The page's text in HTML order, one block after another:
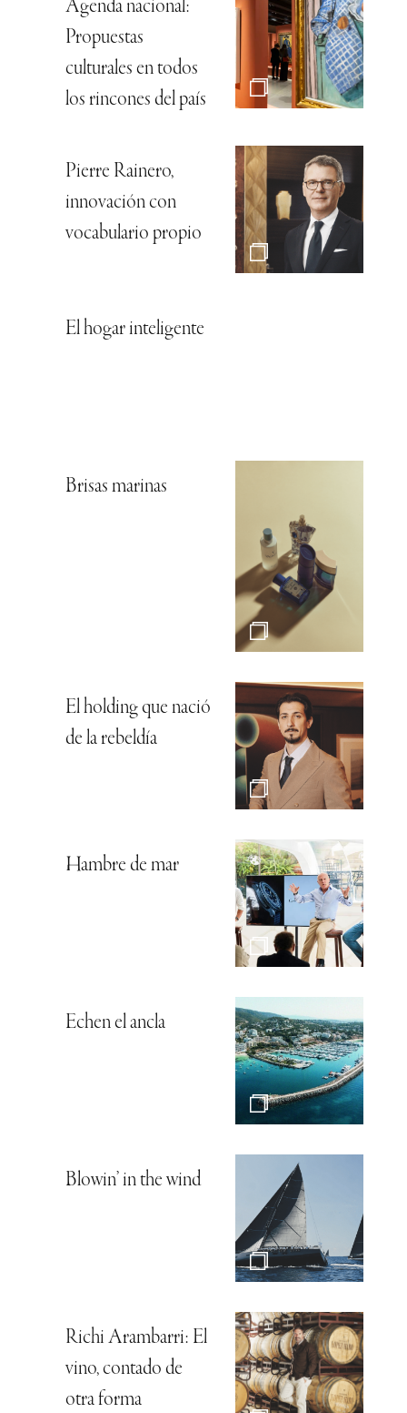
Agenda nacional:
Propuestas
culturales en todos
los rincones del país
Pierre Rainero,
innovación con
vocabulario propio
El hogar inteligente
Brisas marinas
El holding que nació
de la rebeldía
Hambre de mar
Echen el ancla
Blowin’ in the wind
Richi Arambarri: El
vino, contado de
otra forma